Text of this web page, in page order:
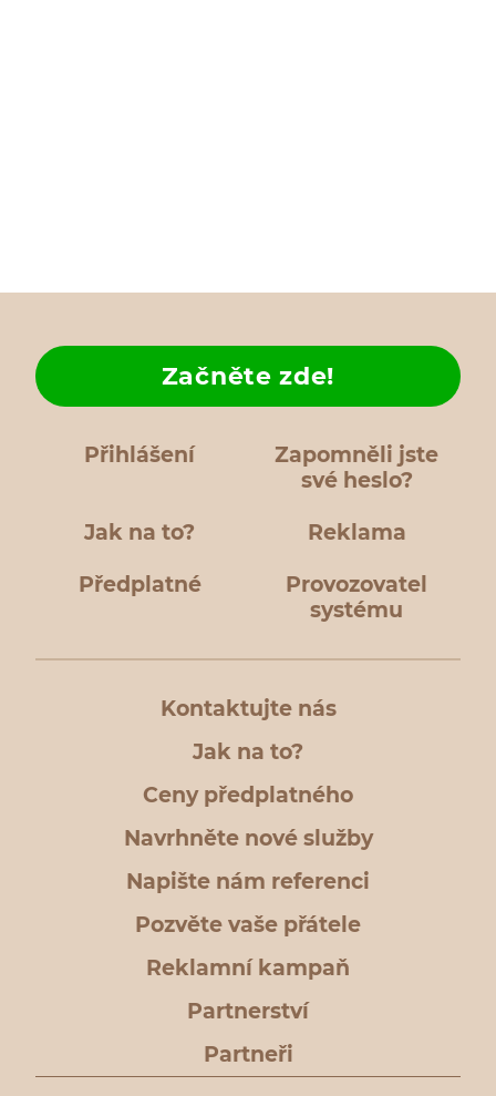
Přihlášení
Zapomněli jste
své heslo?
Jak na to?
Začněte zde!
Reklama
Předplatné
Provozovatel
systému
Kontaktujte nás
Jak na to?
Ceny předplatného
Navrhněte nové služby
Napište nám referenci
Pozvěte vaše přátele
Reklamní kampaň
Partnerství
Partneři